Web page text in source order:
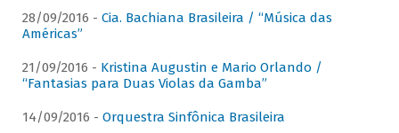
28/09/2016 - Cia. Bachiana Brasileira / “Música das
Américas”
21/09/2016 - Kristina Augustin e Mario Orlando /
“Fantasias para Duas Violas da Gamba”
14/09/2016 - Orquestra Sinfônica Brasileira